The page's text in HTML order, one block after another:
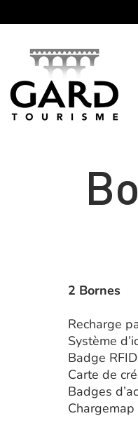
2 Bornes
Recharge
Système
Badge RFID
Carte de
Badges
Chargemap